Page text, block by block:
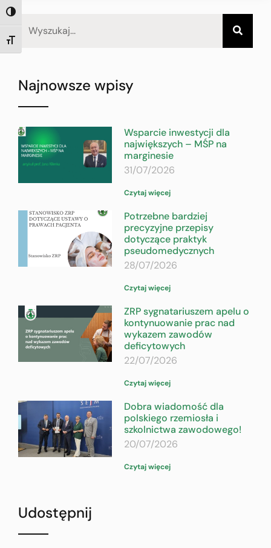
TOGGLE HIGH CONTRAST
TOGGLE FONT SIZE
Najnowsze wpisy
Wsparcie inwestycji dla
największych – MŚP na
marginesie
31/07/2026
Czytaj więcej
Potrzebne bardziej
precyzyjne przepisy
dotyczące praktyk
pseudomedycznych
28/07/2026
Czytaj więcej
ZRP sygnatariuszem apelu o
kontynuowanie prac nad
wykazem zawodów
deficytowych
22/07/2026
Czytaj więcej
Dobra wiadomość dla
polskiego rzemiosła i
szkolnictwa zawodowego!
20/07/2026
Czytaj więcej
Udostępnij